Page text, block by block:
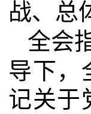
战、总
全会
导下，
记关于